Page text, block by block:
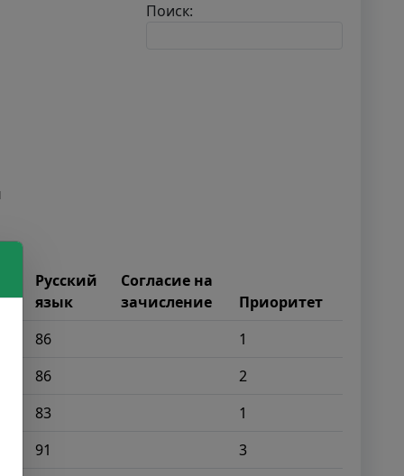
Поиск:
Русский
язык
Согласие на
зачисление
Приоритет
86
1
86
2
83
1
91
3